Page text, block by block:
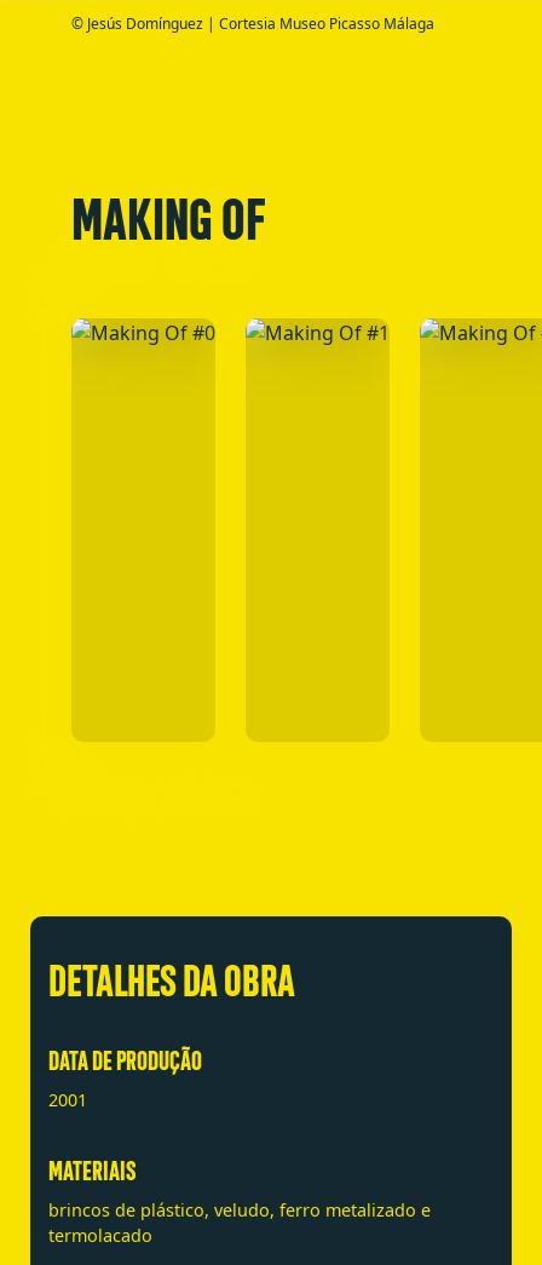
© Jesús Domínguez | Cortesia Museo Picasso Málaga
MAKING OF
DETALHES DA OBRA
DATA DE PRODUÇÃO
2001
MATERIAIS
brincos de plástico, veludo, ferro metalizado e
termolacado